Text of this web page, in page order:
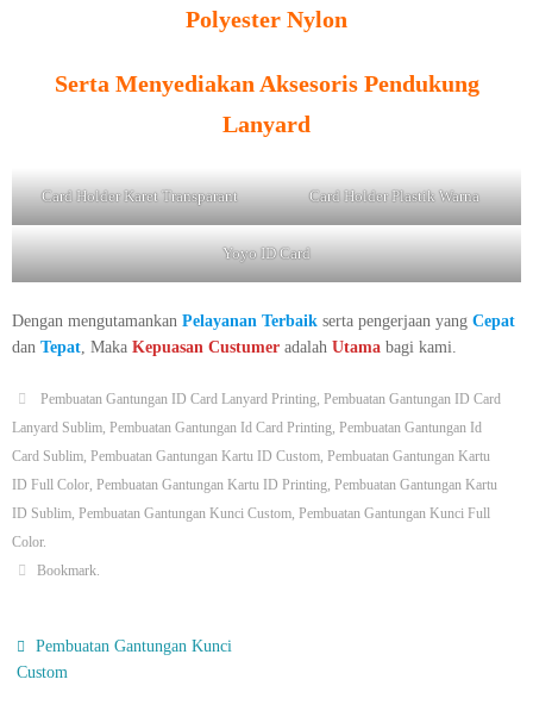
Polyester Nylon
Serta Menyediakan Aksesoris Pendukung
Lanyard
Card Holder Karet Transparant Card Holder Plastik Warna
Yoyo ID Card
Dengan mengutamankan Pelayanan Terbaik serta pengerjaan yang Cepat
dan Tepat, Maka Kepuasan Custumer adalah Utama bagi kami.
Pembuatan Gantungan ID Card Lanyard Printing Pembuatan Gantungan ID Card
Lanyard Sublim Pembuatan Gantungan Id Card Printing Pembuatan Gantungan Id
Card Sublim Pembuatan Gantungan Kartu ID Custom Pembuatan Gantungan Kartu
ID Full Color Pembuatan Gantungan Kartu ID Printing Pembuatan Gantungan Kartu
ID Sublim Pembuatan Gantungan Kunci Custom Pembuatan Gantungan Kunci Full
Color.
Bookmark.
Pembuatan Gantungan Kunci
Custom